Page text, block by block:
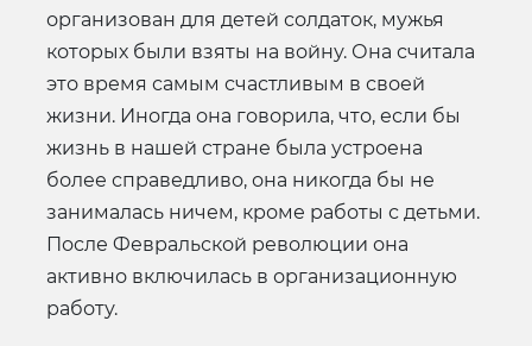
организован для детей солдаток, мужья
которых были взяты на войну. Она считала
это время самым счастливым в своей
жизни. Иногда она говорила, что, если бы
жизнь в нашей стране была устроена
более справедливо, она никогда бы не
занималась ничем, кроме работы с детьми.
После Февральской революции она
активно включилась в организационную
работу.